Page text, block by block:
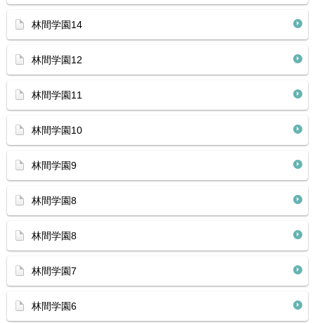
林間学園14
林間学園12
林間学園11
林間学園10
林間学園9
林間学園8
林間学園8
林間学園7
林間学園6